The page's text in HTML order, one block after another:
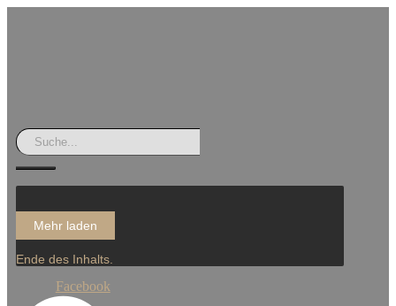
Mehr laden
Ende des Inhalts.
Facebook